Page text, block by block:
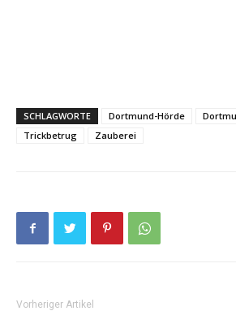
SCHLAGWORTE Dortmund-Hörde
Trickbetrug
Zauberei
Vorheriger Artikel